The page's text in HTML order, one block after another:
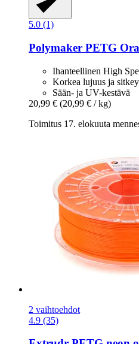
5.0 (1)
Polymaker PETG
Ihanteellinen High
Korkea lujuus ja
Sään- ja UV-kestävä
20,99 € (20,99 € / kg)
Toimitus 17. elokuuta
2 vaihtoehdot
4.9 (35)